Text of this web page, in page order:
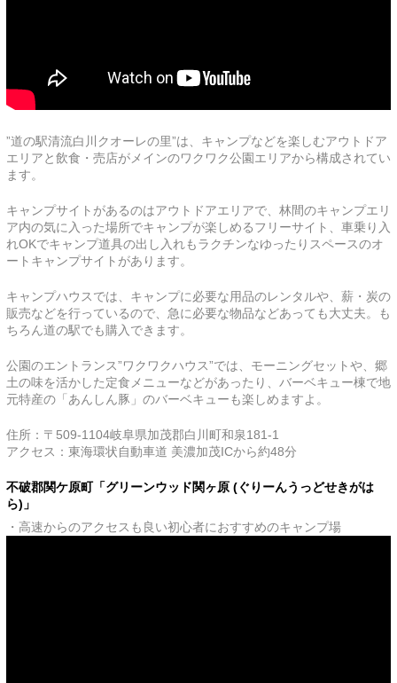
”道の駅清流白川クオーレの里”は、キャンプなどを楽しむアウトドア
エリアと飲食・売店がメインのワクワク公園エリアから構成されてい
ます。
キャンプサイトがあるのはアウトドアエリアで、林間のキャンプエリ
ア内の気に入った場所でキャンプが楽しめるフリーサイト、車乗り入
れOKでキャンプ道具の出し入れもラクチンなゆったりスペースのオ
ートキャンプサイトがあります。
キャンプハウスでは、キャンプに必要な用品のレンタルや、薪・炭の
販売などを行っているので、急に必要な物品などあっても大丈夫。も
ちろん道の駅でも購入できます。
公園のエントランス”ワクワクハウス”では、モーニングセットや、郷
土の味を活かした定食メニューなどがあったり、バーベキュー棟で地
元特産の「あんしん豚」のバーベキューも楽しめますよ。
住所：〒509-1104岐阜県加茂郡白川町和泉181-1
アクセス：東海環状自動車道 美濃加茂ICから約48分
不破郡関ケ原町「グリーンウッド関ヶ原 (ぐりーんうっどせきがは
ら)」
・高速からのアクセスも良い初心者におすすめのキャンプ場